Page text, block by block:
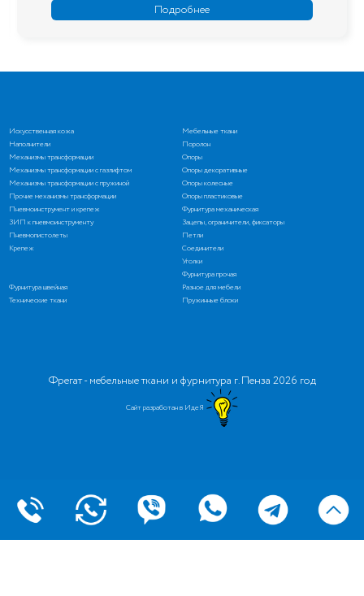
Подробнее
Искусственная кожа
Мебельные ткани
Наполнители
Поролон
Механизмы трансформации
Механизмы трансформации с газлифтом
Механизмы трансформации с пружиной
Прочие механизмы трансформации
Опоры
Опоры декоративные
Опоры колесные
Опоры пластиковые
Пневмоинструмент и крепеж
ЗИП к пневмоинструменту
Пневмопистолеты
Крепеж
Фурнитура механическая
Зацепы, ограничители, фиксаторы
Петли
Соединители
Уголки
Фурнитура прочая
Фурнитура швейная
Разное для мебели
Технические ткани
Пружинные блоки
Фрегат - мебельные ткани и фурнитура г. Пенза 2026 год
Сайт разработан в ИдеЯ